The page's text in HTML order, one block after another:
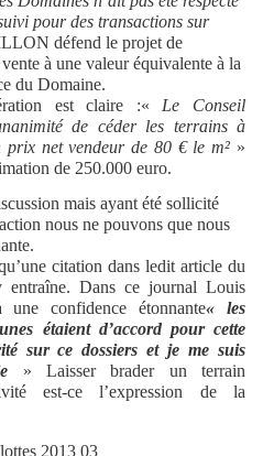
pour des transactions sur
défend le projet de
à une valeur équivalente à la
du Domaine.
est claire :« Le Conseil
de céder les terrains à
prix net vendeur de 80 € le m² »
de 250.000 euro.
mais ayant été sollicité
nous ne pouvons que nous
citation dans ledit article du
Dans ce journal Louis
confidence étonnante« les
étaient d’accord pour cette
sur ce dossiers et je me suis
» Laisser brader un terrain
est-ce l’expression de la